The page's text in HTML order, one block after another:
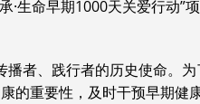
·生命早期1000天关爱行动”
者、践行者的历史使命。
的重要性，及时干预早期健